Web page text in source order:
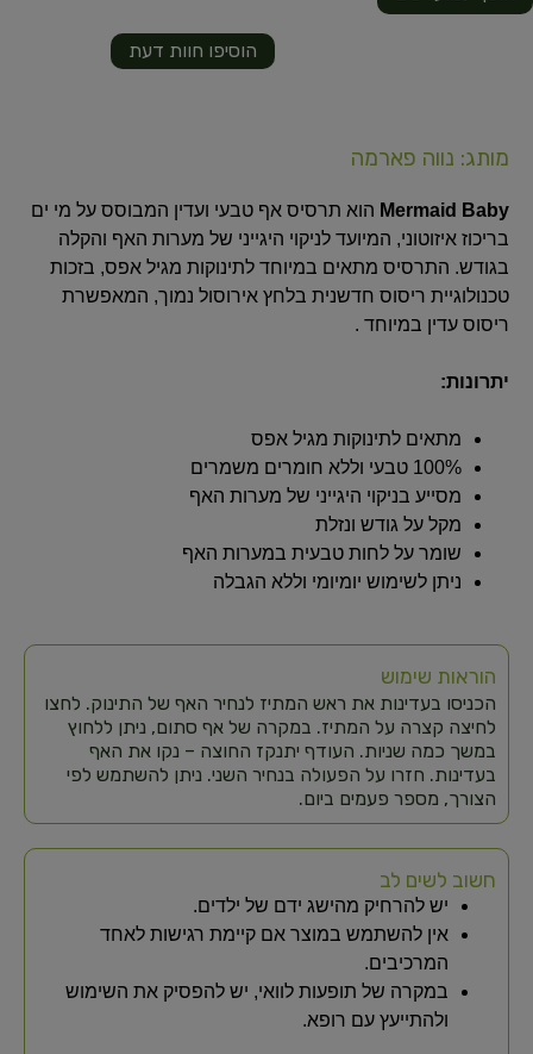
הוסיפו חוות דעת
מותג: נווה פארמה
Mermaid Baby הוא תרסיס אף טבעי ועדין המבוסס על מי ים
בריכוז איזוטוני, המיועד לניקוי היגייני של מערות האף והקלה
בגודש. התרסיס מתאים במיוחד לתינוקות מגיל אפס, בזכות
טכנולוגיית ריסוס חדשנית בלחץ אירוסול נמוך, המאפשרת
ריסוס עדין במיוחד .
יתרונות:
מתאים לתינוקות מגיל אפס
100% טבעי וללא חומרים משמרים
מסייע בניקוי היגייני של מערות האף
מקל על גודש ונזלת
שומר על לחות טבעית במערות האף
ניתן לשימוש יומיומי וללא הגבלה
הוראות שימוש
הכניסו בעדינות את ראש המתיז לנחיר האף של התינוק. לחצו
לחיצה קצרה על המתיז. במקרה של אף סתום, ניתן ללחוץ
במשך כמה שניות. העודף יתנקז החוצה – נקו את האף
בעדינות. חזרו על הפעולה בנחיר השני. ניתן להשתמש לפי
הצורך, מספר פעמים ביום.
חשוב לשים לב
יש להרחיק מהישג ידם של ילדים.
אין להשתמש במוצר אם קיימת רגישות לאחד
המרכיבים.
במקרה של תופעות לוואי, יש להפסיק את השימוש
ולהתייעץ עם רופא.